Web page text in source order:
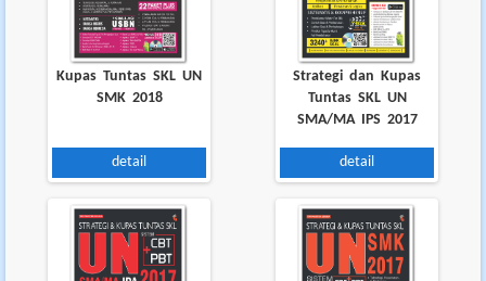
Semoga selalu menyajikan yg terbaik bagi peningkatan mutu pendidikan di
negara kesatuan Republik Indonesia khususnya tk pendidikan menengah.
Admin Genta Smart :
Salam. Selamat pagi. Terima kasih atas apresiasi Anda. Kami juga
Kupas Tuntas SKL UN
SMK 2018
detail
Strategi dan Kupas
Tuntas SKL UN
SMA/MA IPS 2017
detail